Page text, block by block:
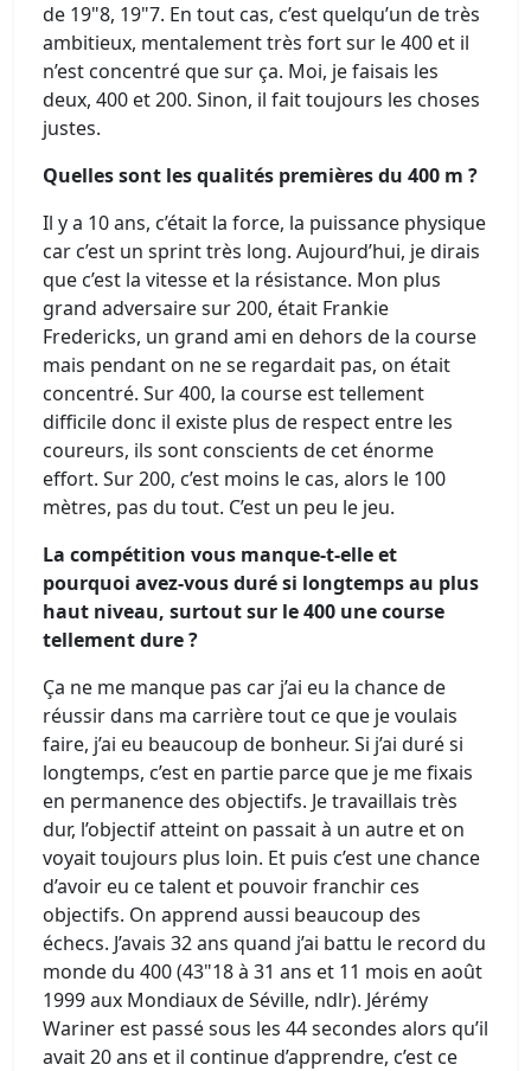
de 19"8, 19"7. En tout cas, c’est quelqu’un de très
ambitieux, mentalement très fort sur le 400 et il
n’est concentré que sur ça. Moi, je faisais les
deux, 400 et 200. Sinon, il fait toujours les choses
justes.
Quelles sont les qualités premières du 400 m ?
Il y a 10 ans, c’était la force, la puissance physique
car c’est un sprint très long. Aujourd’hui, je dirais
que c’est la vitesse et la résistance. Mon plus
grand adversaire sur 200, était Frankie
Fredericks, un grand ami en dehors de la course
mais pendant on ne se regardait pas, on était
concentré. Sur 400, la course est tellement
difficile donc il existe plus de respect entre les
coureurs, ils sont conscients de cet énorme
effort. Sur 200, c’est moins le cas, alors le 100
mètres, pas du tout. C’est un peu le jeu.
La compétition vous manque-t-elle et
pourquoi avez-vous duré si longtemps au plus
haut niveau, surtout sur le 400 une course
tellement dure ?
Ça ne me manque pas car j’ai eu la chance de
réussir dans ma carrière tout ce que je voulais
faire, j’ai eu beaucoup de bonheur. Si j’ai duré si
longtemps, c’est en partie parce que je me fixais
en permanence des objectifs. Je travaillais très
dur, l’objectif atteint on passait à un autre et on
voyait toujours plus loin. Et puis c’est une chance
d’avoir eu ce talent et pouvoir franchir ces
objectifs. On apprend aussi beaucoup des
échecs. J’avais 32 ans quand j’ai battu le record du
monde du 400 (43"18 à 31 ans et 11 mois en août
1999 aux Mondiaux de Séville, ndlr). Jérémy
Wariner est passé sous les 44 secondes alors qu’il
avait 20 ans et il continue d’apprendre, c’est ce